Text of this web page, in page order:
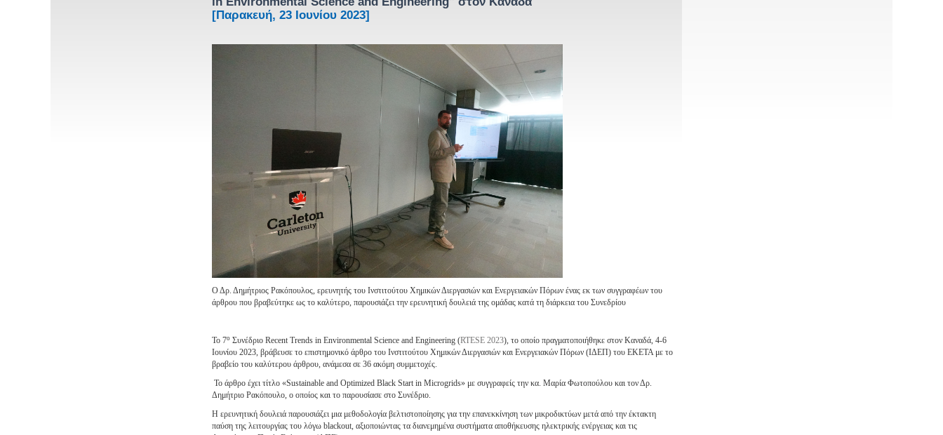
[Παρακευή, 23 Ιουνίου 2023]
Ο Δρ. Δημήτριος Ρακόπουλος, ερευνητής του Ινστιτούτου Χημικών Διεργασιών και Ενεργειακών Πόρων ένας εκ των συγγραφέων του
άρθρου που βραβεύτηκε ως το καλύτερο, παρουσιάζει την ερευνητική δουλειά της ομάδας κατά τη διάρκεια του Συνεδρίου
Το 7ο Συνέδριο Recent Trends in Environmental Science and Engineering (RTESE 2023), το οποίο πραγματοποιήθηκε στον Καναδά, 4-6
Ιουνίου 2023, βράβευσε το επιστημονικό άρθρο του Ινστιτούτου Χημικών Διεργασιών και Ενεργειακών Πόρων (ΙΔΕΠ) του ΕΚΕΤΑ με το
βραβείο του καλύτερου άρθρου, ανάμεσα σε 36 ακόμη συμμετοχές.
Το άρθρο έχει τίτλο «Sustainable and Optimized Black Start in Microgrids» με συγγραφείς την κα. Μαρία Φωτοπούλου και τον Δρ.
Δημήτριο Ρακόπουλο, ο οποίος και το παρουσίασε στο Συνέδριο.
Η ερευνητική δουλειά παρουσιάζει μια μεθοδολογία βελτιστοποίησης για την επανεκκίνηση των μικροδικτύων μετά από την έκτακτη
παύση της λειτουργίας του λόγω blackout, αξιοποιώντας τα διανεμημένα συστήματα αποθήκευσης ηλεκτρικής ενέργειας και τις